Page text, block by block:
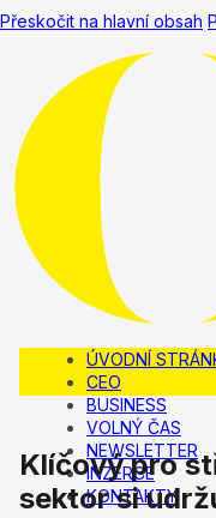
Přeskočit na hlavní obsah
ÚVODNÍ
CEO
BUSINESS
VOLNÝ ČAS
NEWSLETTER
INZERCE
KONTAKTY
Klíčový pro
sektor si